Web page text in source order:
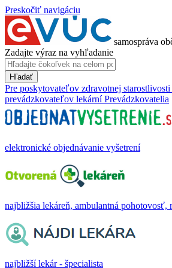
Preskočiť navigáciu
samospráva
Zadajte výraz na vyhľadanie
Hľadať
Pre poskytovateľov zdravotnej starostlivosti
prevádzkovateľov lekární Prevádzkovatelia
elektronické objednávanie vyšetrení
najbližšia lekáreň, ambulantná pohotovosť,
najbližší lekár - špecialista